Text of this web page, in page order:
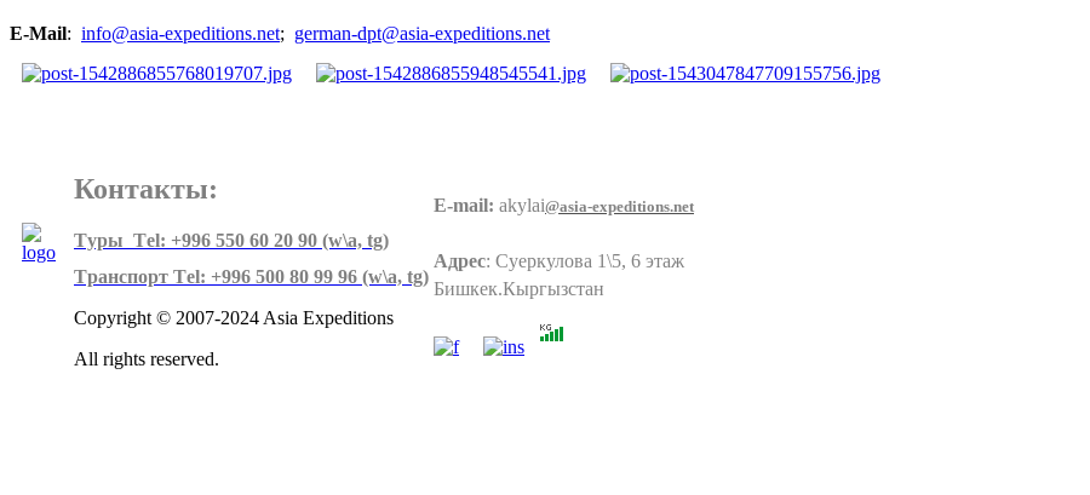
E-Mail: info@asia-expeditions.net; german-dpt@asia-expeditions.net
Контакты:
Tуры Тel: +996 550 60 20 90 (w\a, tg)
Tранспорт Тel: +996 500 80 99 96 (w\a, tg)
Copyright © 2007-2024 Asia Expeditions
All rights reserved.
E-mail: akylai@asia-expeditions.net
Адрес: Суеркулова 1\5, 6 этаж
Бишкек.Кыргызстан